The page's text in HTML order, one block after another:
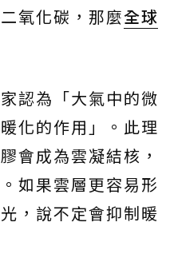
氧化碳，那麼全球
認為「大氣中的微
化的作用」。此理
會成為雲凝結核，
如果雲層更容易形
，說不定會抑制暖